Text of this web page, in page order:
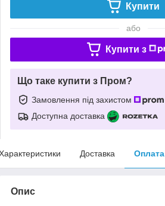
Купити
або
Купити з
Що таке купити з Пром?
Замовлення під захистом
Доступна доставка
Доставка Оплата
Опис